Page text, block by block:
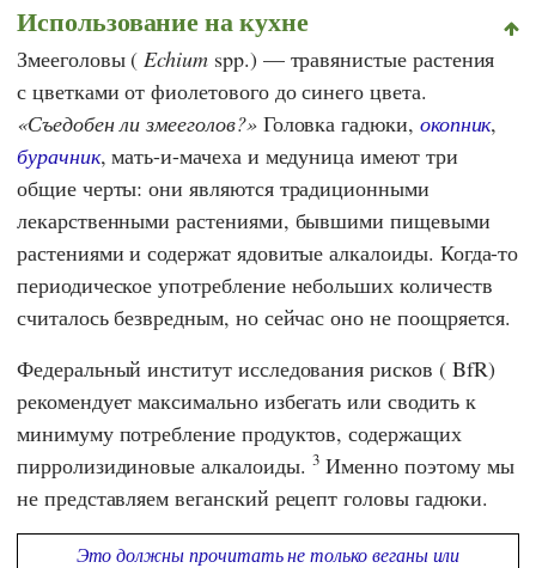
Использование на кухне
Змееголовы (Echium spp.) — травянистые растения
с цветками от фиолетового до синего цвета.
Съедобен ли змееголов? Головка гадюки, окопник,
бурачник, мать-и-мачеха и медуница имеют три
общие черты: они являются традиционными
лекарственными растениями, бывшими пищевыми
растениями и содержат ядовитые алкалоиды. Когда-то
периодическое употребление небольших количеств
считалось безвредным, но сейчас оно не поощряется.
Федеральный институт исследования рисков ( BfR)
рекомендует максимально избегать или сводить к
минимуму потребление продуктов, содержащих
пирролизидиновые алкалоиды. 3 Именно поэтому мы
не представляем веганский рецепт головы гадюки.
Это должны прочитать не только веганы или